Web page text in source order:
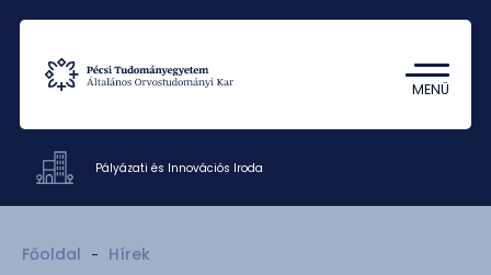
MENÜ
Tantárgykereső
Campus térkép
Pályázati és Innovációs Iroda
Főoldal Hírek